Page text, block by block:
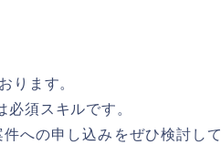
ます。
須スキルです。
への申し込みをぜひ検討し